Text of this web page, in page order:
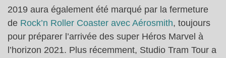
2019 aura également été marqué par la fermeture
de Rock’n Roller Coaster avec Aérosmith, toujours
pour préparer l’arrivée des super Héros Marvel à
l’horizon 2021. Plus récemment, Studio Tram Tour a